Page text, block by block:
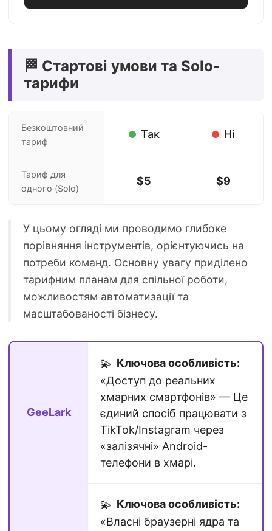
🏁 Стартові умови та Solo-
тарифи
Безкоштовний
тариф
Так Ні
Тариф для
одного (Solo)
$5 $9
У цьому огляді ми проводимо глибоке
порівняння інструментів, орієнтуючись на
потреби команд. Основну увагу приділено
тарифним планам для спільної роботи,
можливостям автоматизації та
масштабованості бізнесу.
GeeLark
💫 Ключова особливість:
«Доступ до реальних
хмарних смартфонів» — Це
єдиний спосіб працювати з
TikTok/Instagram через
«залізячні» Android-
телефони в хмарі.
💫 Ключова особливість:
«Власні браузерні ядра та